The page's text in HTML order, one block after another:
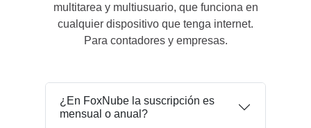
multitarea y multiusuario, que funciona en
cualquier dispositivo que tenga internet.
Para contadores y empresas.
¿En FoxNube la suscripción es
mensual o anual?